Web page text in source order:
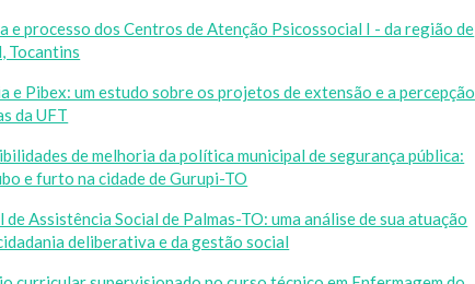
e processo dos Centros de Atenção Psicossocial I - da região de
Tocantins
e Pibex: um estudo sobre os projetos de extensão e a percepção
da UFT
de melhoria da política municipal de segurança pública:
e furto na cidade de Gurupi-TO
Assistência Social de Palmas-TO: uma análise de sua atuação
deliberativa e da gestão social